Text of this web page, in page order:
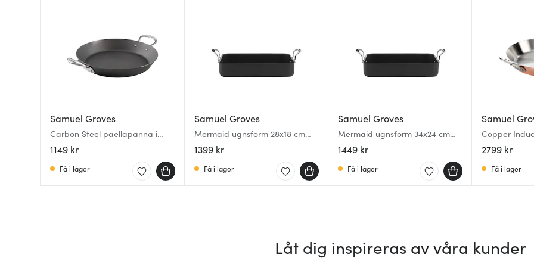
Samuel Groves
Carbon Steel paellapanna i
kolstål 30 cm
1149 kr
Få i lager
Samuel Groves
Mermaid ugnsform 28x18 cm
svart
1399 kr
Få i lager
Samuel Groves
Mermaid ugnsform 34x24 cm
svart
1449 kr
Få i lager
Samuel
Copper
30 cm
2799 kr
Få i lager
Låt dig inspireras av våra kunder